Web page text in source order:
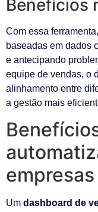
Benefícios
Com essa
baseadas em dados
e antecipando
equipe de vendas, o
alinhamento entre
a gestão mais
Um dashboard de